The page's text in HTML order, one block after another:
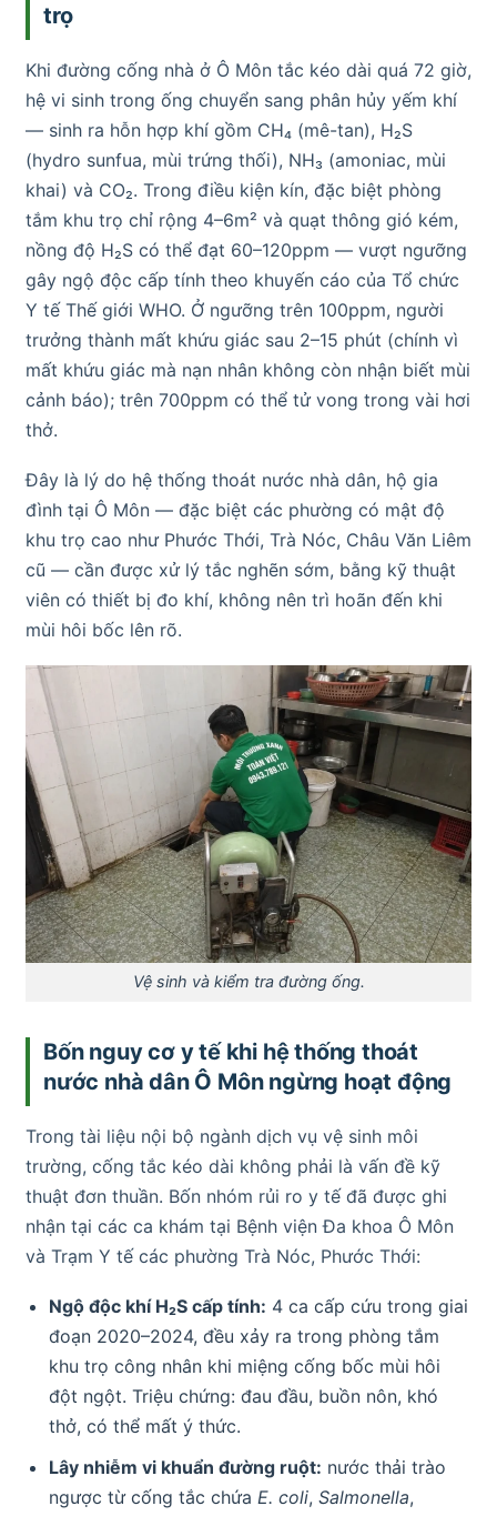
trọ
Khi đường cống nhà ở Ô Môn tắc kéo dài quá 72 giờ,
hệ vi sinh trong ống chuyển sang phân hủy yếm khí
— sinh ra hỗn hợp khí gồm CH₄ (mê-tan), H₂S
(hydro sunfua, mùi trứng thối), NH₃ (amoniac, mùi
khai) và CO₂. Trong điều kiện kín, đặc biệt phòng
tắm khu trọ chỉ rộng 4–6m² và quạt thông gió kém,
nồng độ H₂S có thể đạt 60–120ppm — vượt ngưỡng
gây ngộ độc cấp tính theo khuyến cáo của Tổ chức
Y tế Thế giới WHO. Ở ngưỡng trên 100ppm, người
trưởng thành mất khứu giác sau 2–15 phút (chính vì
mất khứu giác mà nạn nhân không còn nhận biết mùi
cảnh báo); trên 700ppm có thể tử vong trong vài hơi
thở.
Đây là lý do hệ thống thoát nước nhà dân, hộ gia
đình tại Ô Môn — đặc biệt các phường có mật độ
khu trọ cao như Phước Thới, Trà Nóc, Châu Văn Liêm
cũ — cần được xử lý tắc nghẽn sớm, bằng kỹ thuật
viên có thiết bị đo khí, không nên trì hoãn đến khi
mùi hôi bốc lên rõ.
Vệ sinh và kiểm tra đường ống.
Bốn nguy cơ y tế khi hệ thống thoát
nước nhà dân Ô Môn ngừng hoạt động
Trong tài liệu nội bộ ngành dịch vụ vệ sinh môi
trường, cống tắc kéo dài không phải là vấn đề kỹ
thuật đơn thuần. Bốn nhóm rủi ro y tế đã được ghi
nhận tại các ca khám tại Bệnh viện Đa khoa Ô Môn
và Trạm Y tế các phường Trà Nóc, Phước Thới:
Ngộ độc khí H₂S cấp tính: 4 ca cấp cứu trong giai
đoạn 2020–2024, đều xảy ra trong phòng tắm
khu trọ công nhân khi miệng cống bốc mùi hôi
đột ngột. Triệu chứng: đau đầu, buồn nôn, khó
thở, có thể mất ý thức.
Lây nhiễm vi khuẩn đường ruột: nước thải trào
ngược từ cống tắc chứa E. coli, Salmonella,